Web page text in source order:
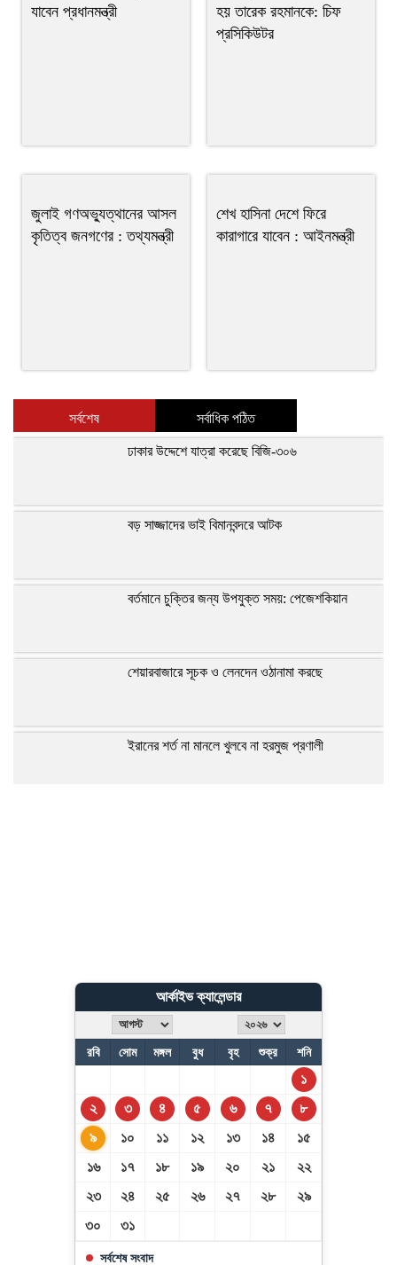
যাবেন প্রধানমন্ত্রী
হয় তারেক রহমানকে: চিফ
প্রসিকিউটর
জুলাই গণঅভ্যুত্থানের আসল
কৃতিত্ব জনগণের : তথ্যমন্ত্রী
শেখ হাসিনা দেশে ফিরে
কারাগারে যাবেন : আইনমন্ত্রী
সর্বশেষ সর্বাধিক পঠিত
ঢাকার উদ্দেশে যাত্রা করেছে বিজি-৩০৬
বড় সাজ্জাদের ভাই বিমানবন্দরে আটক
বর্তমানে চুক্তির জন্য উপযুক্ত সময়: পেজেশকিয়ান
শেয়ারবাজারে সূচক ও লেনদেন ওঠানামা করছে
ইরানের শর্ত না মানলে খুলবে না হরমুজ প্রণালী
দেশের উন্নয়নে কাজ করতে ইউএনওদের প্রধানমন্ত্রীর
আহ্বান
ধ্বংসস্তূপ থেকে দেশকে রক্ষা করতে কাজ করছে বিএনপি :
মির্জা ফখরুল
আর্কাইভ ক্যালেন্ডার
রবি সোম মঙ্গল বুধ বৃহ শুক্র শনি
১
২
৩ ৪ ৫ ৬ ৭
৮
৯
১০ ১১ ১২ ১৩ ১৪
১৫
১৬
১৭ ১৮ ১৯ ২০ ২১
২২
২৩
২৪ ২৫ ২৬ ২৭ ২৮
২৯
৩০
৩১
সর্বশেষ সংবাদ